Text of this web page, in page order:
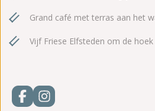
Grand café met terras aan het
Vijf Friese Elfsteden om de hoek